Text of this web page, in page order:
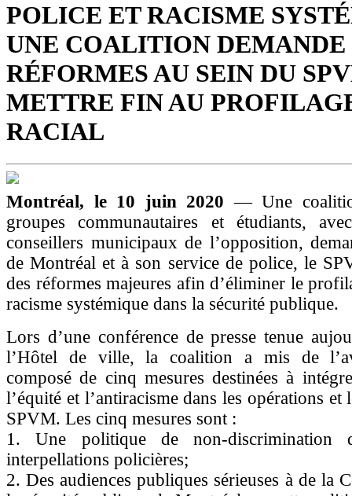
POLICE ET RACISME
UNE COALITION DEMANDE
RÉFORMES AU SEIN DU
METTRE FIN AU
RACIAL
Montréal, le 10 juin 2020— Une
groupes communautaires et étudiants,
conseillers municipaux de l’opposition,
de Montréal et à son service de police, le
des réformes majeures afin d’éliminer le
racisme systémique dans la sécurité publique.
Lors d’une conférence de presse tenue
l’Hôtel de ville, la coalition a mis de
composé de cinq mesures destinées à
l’équité et l’antiracisme dans les opérations et
SPVM. Les cinq mesures sont :
1. Une politique de non-discrimination
interpellations policières;
2. Des audiences publiques sérieuses à de la